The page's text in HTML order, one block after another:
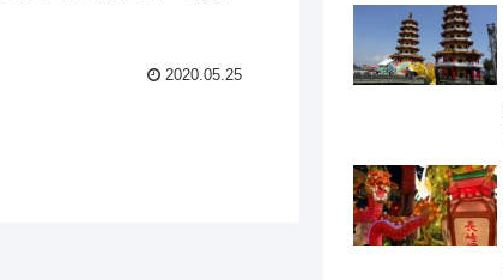
2020.05.25